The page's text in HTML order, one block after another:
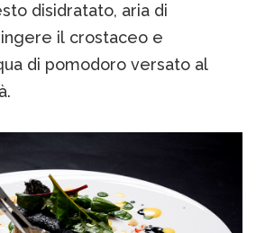
disidratato, aria di
il crostaceo e
di pomodoro versato al